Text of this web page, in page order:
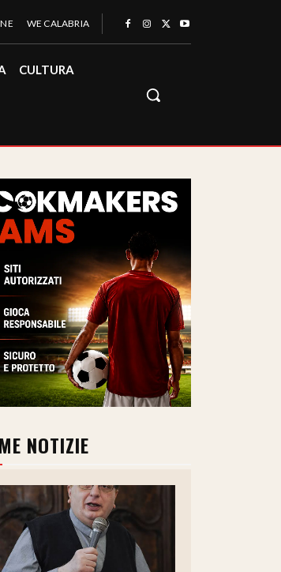
WE CALABRIA
CULTURA
NOTIZIE